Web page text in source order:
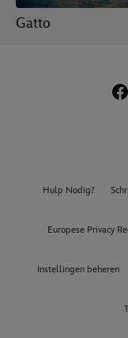
Gatto
Hulp Nodig?
Europese Privacy
Instellingen beheren